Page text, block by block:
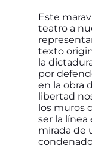
Este
teatro a
texto
la
por
en la obra
libertad
los muros
ser la
mirada de